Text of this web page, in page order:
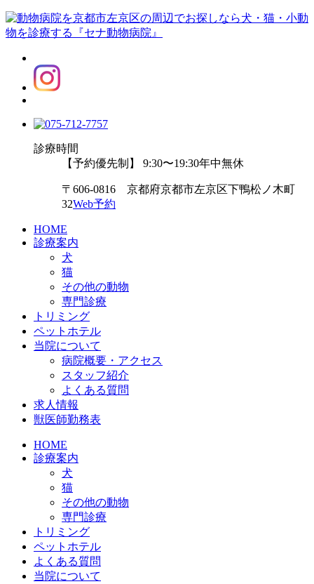
診療時間
【予約優先制】 9:30〜19:30年中無休
〒606-0816 京都府京都市左京区下鴨松ノ木町
32Web予約
HOME
診療案内
犬
猫
その他の動物
専門診療
トリミング
ペットホテル
当院について
病院概要・アクセス
スタッフ紹介
よくある質問
求人情報
獣医師勤務表
HOME
診療案内
犬
猫
その他の動物
専門診療
トリミング
ペットホテル
よくある質問
当院について